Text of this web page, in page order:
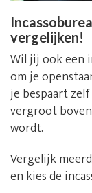
vergelijken!
Wil jij ook een
om je
je bespaart
vergroot
wordt.
Vergelijk
en kies de